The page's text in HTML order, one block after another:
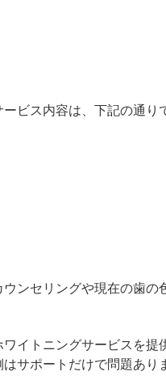
ビス内容は、下記の通り
ンセリングや現在の歯の
イトニングサービスを提
サポートだけで問題あり